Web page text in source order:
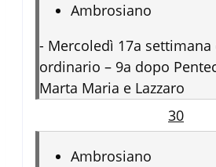
Ambrosiano
- Mercoledì 17a
ordinario – 9a dopo
Marta Maria e Lazzaro
30
Ambrosiano